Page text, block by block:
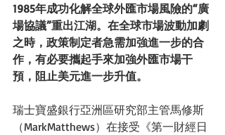
1985年成功化解全球外匯市場風險的“廣
場協議”重出江湖。在全球市場波動加劇
之時，政策制定者急需加強進一步的合
作，有必要攜起手來加強外匯市場干
預，阻止美元進一步升值。
瑞士寶盛銀行亞洲區研究部主管馬修斯
（MarkMatthews）在接受《第一財經日